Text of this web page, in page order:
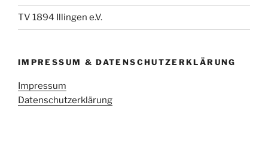
TV 1894 Illingen e.V.
IMPRESSUM & DATENSCHUTZERKLÄRUNG
Impressum
Datenschutzerklärung